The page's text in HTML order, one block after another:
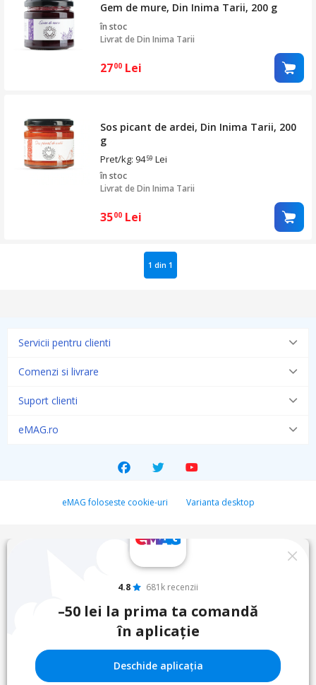
Gem de mure, Din Inima Tarii, 200 g
în stoc
Livrat deDin Inima Tarii
2700 Lei
Sos picant de ardei, Din Inima Tarii, 200
g
Pret/kg: 9459 Lei
în stoc
Livrat deDin Inima Tarii
3500 Lei
1 din 1
Servicii pentru clienti
Comenzi si livrare
Suport clienti
eMAG.ro
eMAG foloseste cookie-uri Varianta desktop
4.8 681k recenzii
–50 lei la prima ta comandă
în aplicație
Deschide aplicația